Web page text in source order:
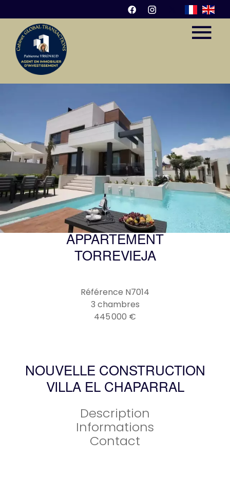
APPARTEMENT
TORREVIEJA
Référence N7014
3 chambres
445 000 €
NOUVELLE CONSTRUCTION
VILLA EL CHAPARRAL
Description
Informations
Contact